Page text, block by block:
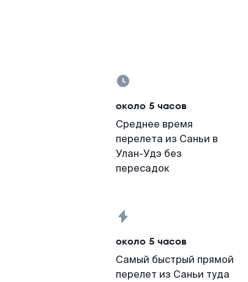
около 5 часов
Среднее время
перелета из Саньи в
Улан-Удэ без
пересадок
около 5 часов
Самый быстрый прямой
перелет из Саньи туда